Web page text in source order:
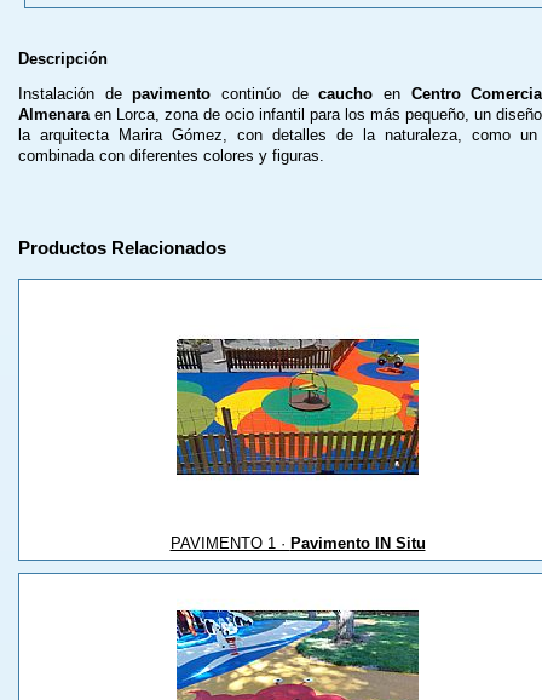
Descripción
Instalación depavimento continúo decaucho en Centro
Almenaraen Lorca, zona de ocio infantil para los más pequeño, un
la arquitecta Marira Gómez, con detalles de la naturaleza, como un
combinada con diferentes colores y figuras.
Productos Relacionados
PAVIMENTO 1 · Pavimento IN Situ